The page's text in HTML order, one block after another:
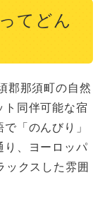
てどん
郡那須町の自然
同伴可能な宿
「のんびり」
り、ヨーロッパ
ックスした雰囲